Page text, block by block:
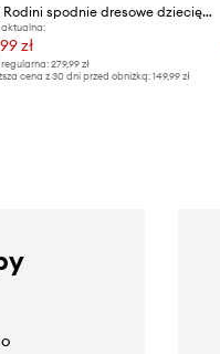
Mini Rodini spodnie dresowe dziecięce Clover
aktualna:
zł
279,99 zł
cena z 30 dni przed obniżką: 149,99 zł